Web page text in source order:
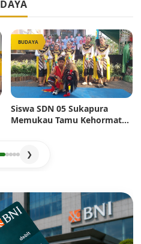
BUDAYA
Siswa SDN 05 Sukapura
Memukau Tamu Kehormatan
❯